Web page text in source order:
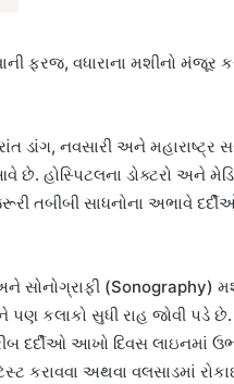
ફરજ, વધારાના મશીનો મંજૂર
ડાંગ, નવસારી અને મહારાષ્ટ્ર
છે. હોસ્પિટલના ડોક્ટરો અને
તબીબી સાધનોના અભાવે
(Sonography)
પણ કલાકો સુધી રાહ જોવી પડે
દર્દીઓ આખો દિવસ લાઇનમાં
કરાવવા અથવા વલસાડમાં